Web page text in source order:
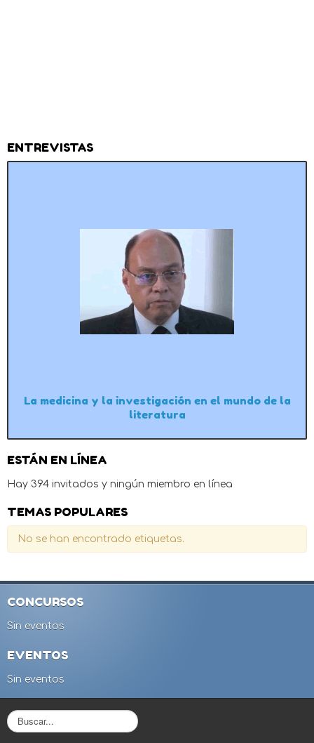
ENTREVISTAS
La medicina y la investigación en el mundo de la
literatura
ESTÁN EN LÍNEA
Hay 394 invitados y ningún miembro en línea
TEMAS POPULARES
No se han encontrado etiquetas.
CONCURSOS
Sin eventos
EVENTOS
Sin eventos
B
u